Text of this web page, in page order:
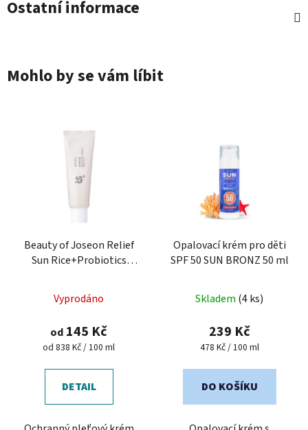
Ostatní informace
Mohlo by se vám líbit
Beauty of Joseon Relief
Sun Rice+Probiotics
krém s probiotiky
Vyprodáno
od 145 Kč
Měrná
od 838 Kč / 100 ml
DETAIL
Opalovací krém pro děti
SPF 50 SUN BRONZ 50 ml
Skladem (4 ks)
239 Kč
Měrná
478 Kč / 100 ml
DO KOŠÍKU